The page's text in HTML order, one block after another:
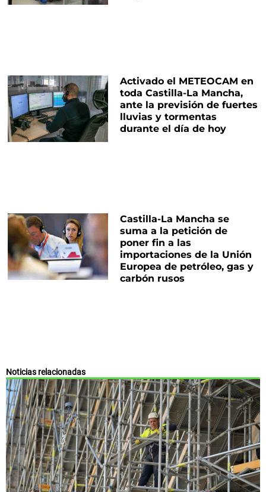
Activado el METEOCAM en
toda Castilla-La Mancha,
ante la previsión de fuertes
lluvias y tormentas
durante el día de hoy
Castilla-La Mancha se
suma a la petición de
poner fin a las
importaciones de la Unión
Europea de petróleo, gas y
carbón rusos
Noticias relacionadas